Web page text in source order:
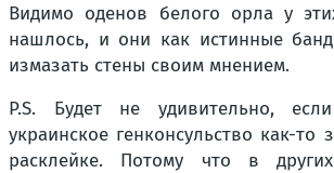
Видимо оденов белого орла у
нашлось, и они как истинные
измазать стены своим мнением.
P.S. Будет не удивительно,
украинское генконсульство как-то
расклейке. Потому что в